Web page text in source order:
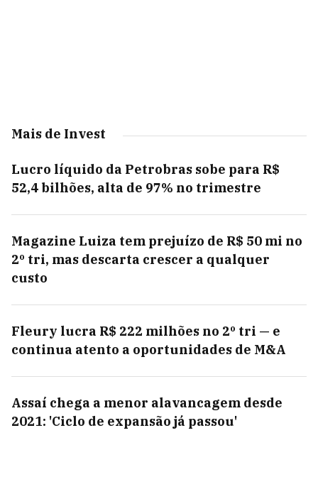
Mais de Invest
Lucro líquido da Petrobras sobe para R$
52,4 bilhões, alta de 97% no trimestre
Magazine Luiza tem prejuízo de R$ 50 mi no
2º tri, mas descarta crescer a qualquer
custo
Fleury lucra R$ 222 milhões no 2º tri — e
continua atento a oportunidades de M&A
Assaí chega a menor alavancagem desde
2021: 'Ciclo de expansão já passou'